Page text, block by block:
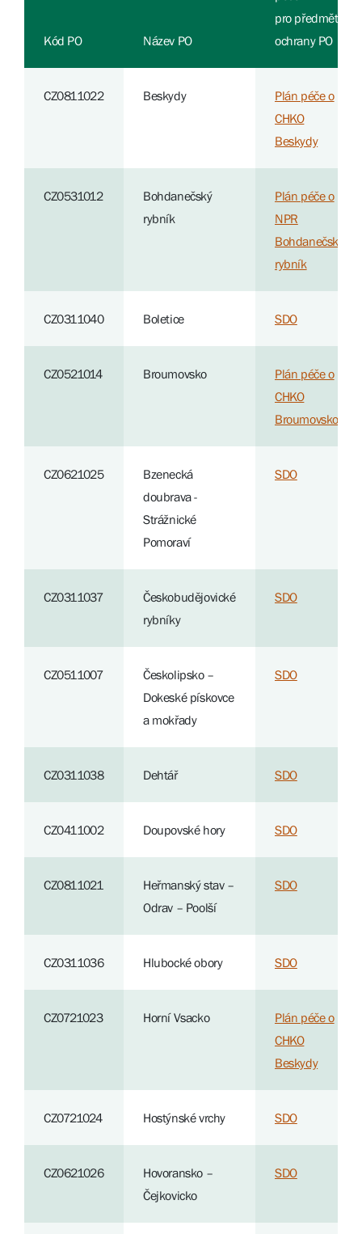
Kód PO Název PO
pro předměty
ochrany PO
CZ0811022 Beskydy
Plán péče o
CHKO
Beskydy
CZ0531012
Bohdanečský
rybník
Plán péče o
NPR
Bohdanečský
rybník
CZ0311040 Boletice SDO
CZ0521014 Broumovsko
Plán péče o
CHKO
Broumovsko
CZ0621025
Bzenecká
doubrava -
Strážnické
Pomoraví
SDO
CZ0311037
Českobudějovické
rybníky
SDO
CZ0511007
Českolipsko –
Dokeské pískovce
a mokřady
SDO
CZ0311038 Dehtář SDO
CZ0411002 Doupovské hory SDO
CZ0811021
Heřmanský stav –
Odrav – Poolší
SDO
CZ0311036 Hlubocké obory SDO
CZ0721023 Horní Vsacko
Plán péče o
CHKO
Beskydy
CZ0721024 Hostýnské vrchy SDO
CZ0621026
Hovoransko –
Čejkovicko
SDO